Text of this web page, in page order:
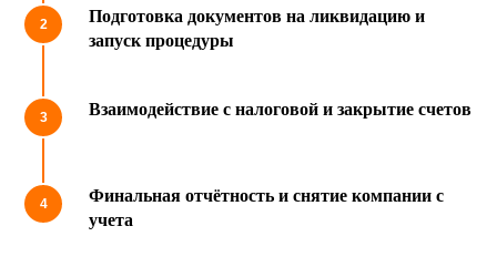
Подготовка документов на ликвидацию и
запуск процедуры
Взаимодействие с налоговой и закрытие счетов
Финальная отчётность и снятие компании с
учета